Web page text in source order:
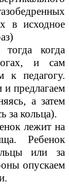
в исходное
когда
и сам
к педагогу.
и предлагаем
а затем
за кольца).
лежит на
Ребенок
или за
опускаем